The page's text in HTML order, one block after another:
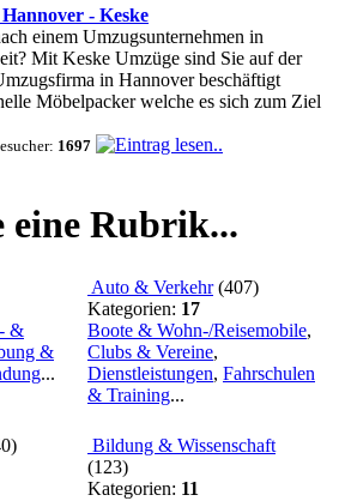
- Keske
einem Umzugsunternehmen in
Mit Keske Umzüge sind Sie auf der
in Hannover beschäftigt
Möbelpacker welche es sich zum Ziel
1697
eine Rubrik...
&
&
...
Auto & Verkehr(407)
Kategorien: 17
Boote & Wohn-/Reisemobile,
Clubs & Vereine,
Dienstleistungen, Fahrschulen
& Training...
)
Bildung & Wissenschaft
(123)
Kategorien: 11